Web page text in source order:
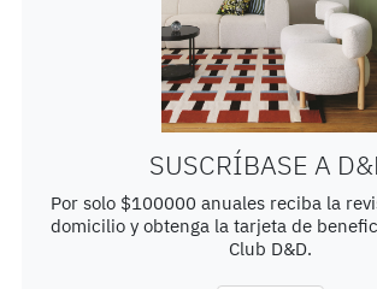
SUSCRÍBASE A
Por solo $100000 anuales reciba la
domicilio y obtenga la tarjeta de
Club D&D.